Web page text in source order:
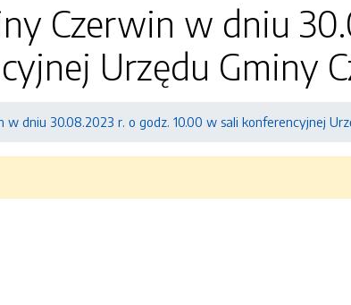
Czerwin w dniu
Urzędu Gminy
w dniu 30.08.2023 r. o godz. 10.00 w sali konferencyjnej